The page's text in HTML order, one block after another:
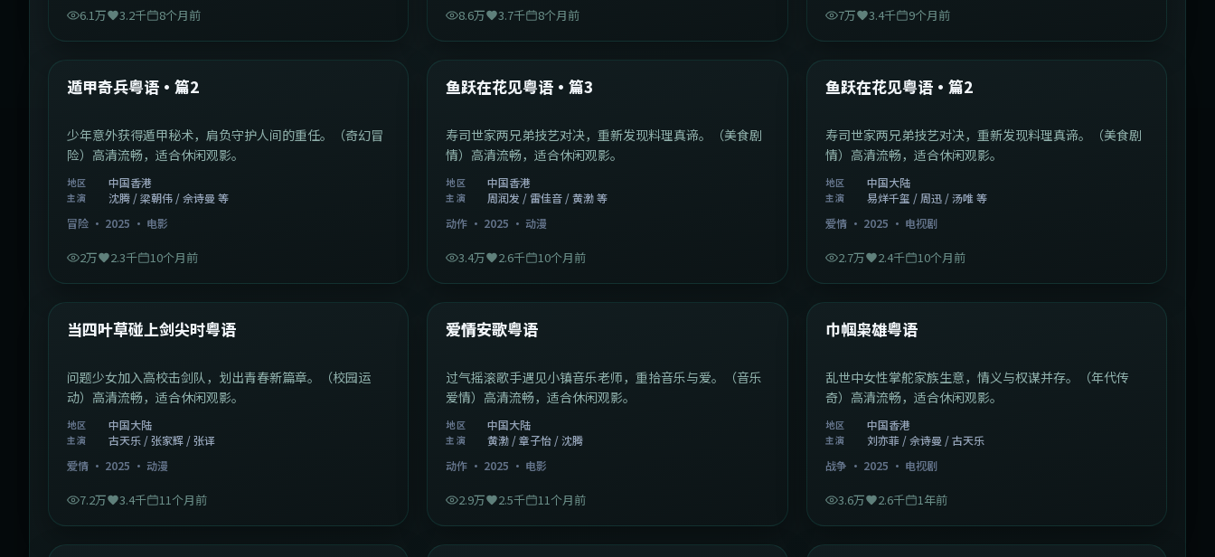
6.1万 3.2千 8个月前 8.6万 3.7千 8个月前 7万 3.4千 9个月前
最新
中国香港 1:10:21
遁甲奇兵粤语·篇2
少年意外获得遁甲秘术，肩负守护人间的重任。（奇幻冒
险）高清流畅，适合休闲观影。
地区 中国香港
主演
沈腾 / 梁朝伟 / 佘诗曼 等
冒险 · 2025 · 电影
2万 2.3千 10个月前
最新
中国香港 1:02:40
鱼跃在花见粤语·篇3
寿司世家两兄弟技艺对决，重新发现料理真谛。（美食剧
情）高清流畅，适合休闲观影。
地区 中国香港
主演
周润发 / 雷佳音 / 黄渤 等
动作 · 2025 ·动漫
3.4万 2.6千 10个月前
最新
中国大陆 1:09:53
鱼跃在花见粤语·篇2
寿司世家两兄弟技艺对决，重新发现料理真谛。（美食剧
情）高清流畅，适合休闲观影。
地区 中国大陆
主演
易烊千玺 / 周迅 / 汤唯 等
爱情· 2025 · 电视剧
2.7万 2.4千 10个月前
最新
中国大陆 1:23:05
当四叶草碰上剑尖时粤语
问题少女加入高校击剑队，划出青春新篇章。（校园运
动）高清流畅，适合休闲观影。
地区 中国大陆
主演
古天乐 / 张家辉 / 张译
爱情 · 2025 · 动漫
7.2万 3.4千 11个月前
最新
中国大陆 1:46:58
爱情安歌粤语
过气摇滚歌手遇见小镇音乐老师，重拾音乐与爱。（音乐
爱情）高清流畅，适合休闲观影。
地区 中国大陆
主演
黄渤 / 章子怡 / 沈腾
动作 · 2025 · 电影
2.9万 2.5千 11个月前
最新
中国香港 1:29:59
巾帼枭雄粤语
乱世中女性掌舵家族生意，情义与权谋并存。（年代传
奇）高清流畅，适合休闲观影。
地区 中国香港
主演
刘亦菲 / 佘诗曼 / 古天乐
战争 · 2025 · 电视剧
3.6万 2.6千 1年前
韩国 中国香港 中国香港